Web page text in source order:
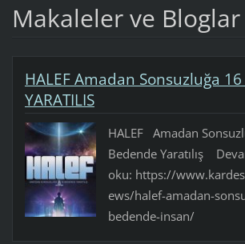
Makaleler ve Bloglar
HALEF Amadan Sonsuzluğa
YARATILIS
HALEF Amadan
Bedende Yaratılış
oku: https://
ews/halef-amadan-
bedende-insan/